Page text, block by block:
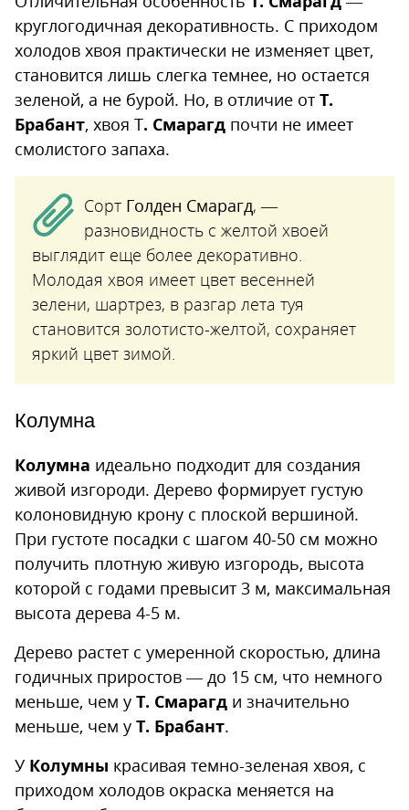
круглогодичная декоративность. С приходом
холодов хвоя практически не изменяет цвет,
становится лишь слегка темнее, но остается
зеленой, а не бурой. Но, в отличие от Т.
Брабант, хвоя Т. Смарагд почти не имеет
смолистого запаха.
Сорт Голден Смарагд, —
разновидность с желтой хвоей
выглядит еще более декоративно.
Молодая хвоя имеет цвет весенней
зелени, шартрез, в разгар лета туя
становится золотисто-желтой, сохраняет
яркий цвет зимой.
Колумна
Колумна идеально подходит для создания
живой изгороди. Дерево формирует густую
колоновидную крону с плоской вершиной.
При густоте посадки с шагом 40-50 см можно
получить плотную живую изгородь, высота
которой с годами превысит 3 м, максимальная
высота дерева 4-5 м.
Дерево растет с умеренной скоростью, длина
годичных приростов — до 15 см, что немного
меньше, чем у Т. Смарагд и значительно
меньше, чем у Т. Брабант.
У Колумны красивая темно-зеленая хвоя, с
приходом холодов окраска меняется на